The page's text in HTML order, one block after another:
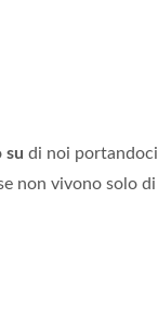
su di noi portandoci
non vivono solo di